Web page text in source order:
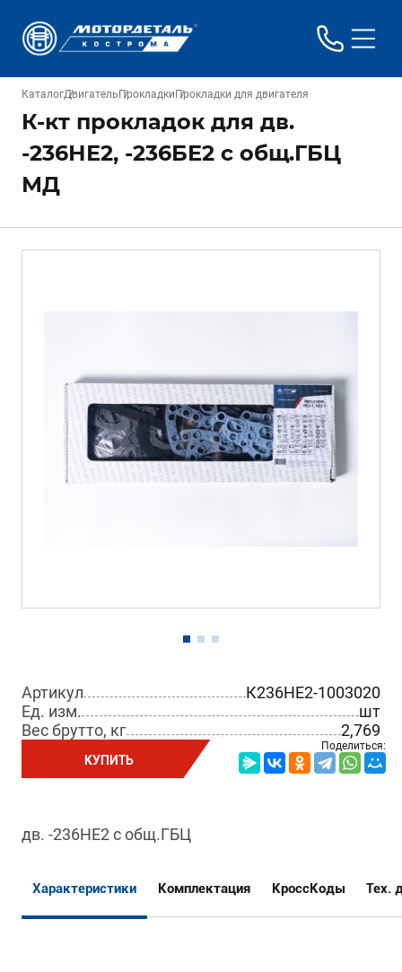
КаталогДвигатель Прокладки Прокладки для двигателя
К-кт прокладок для дв.
-236НЕ2, -236БЕ2 с общ.ГБЦ
МД
Артикул
К236НЕ2-1003020
Ед. изм.
шт
Вес брутто, кг
2,769
КУПИТЬ
Поделиться:
дв. -236НЕ2 с общ.ГБЦ
Характеристики Комплектация КроссКоды Тех.